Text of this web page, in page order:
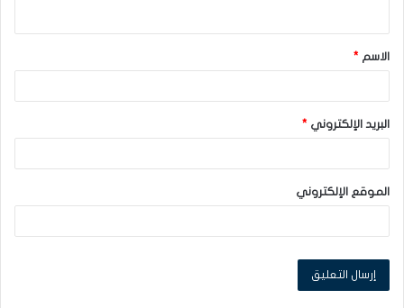
ق
*الاسم *
البريد الإلكتروني *
الموقع الإلكتروني